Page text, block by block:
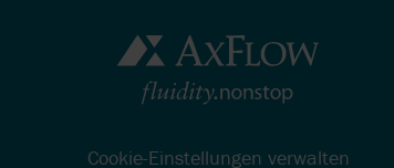
Cookie-Einstellungen verwalten